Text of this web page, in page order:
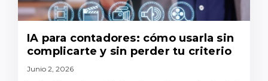
IA para contadores: cómo usarla sin
complicarte y sin perder tu criterio
Junio 2, 2026